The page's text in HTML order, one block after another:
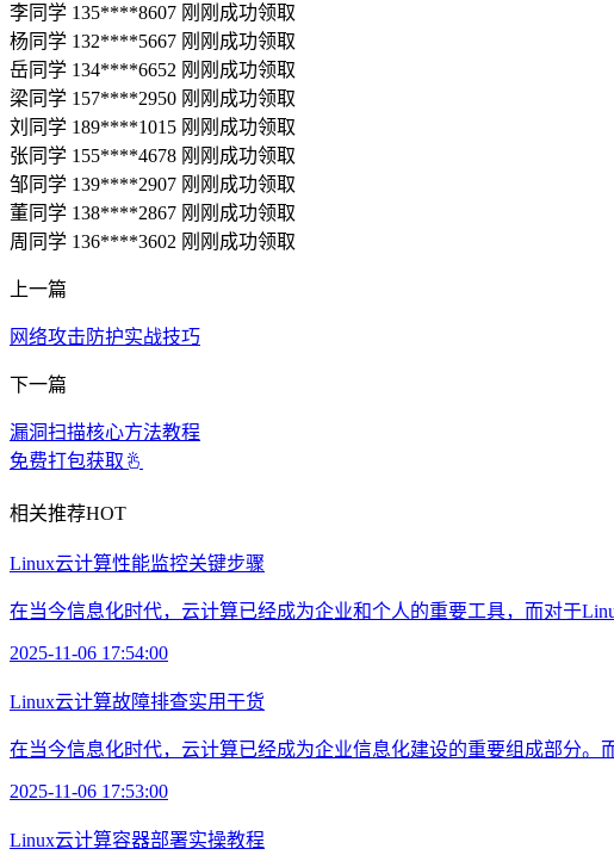
李同学 135****8607 刚刚成功领取
杨同学 132****5667 刚刚成功领取
岳同学 134****6652 刚刚成功领取
梁同学 157****2950 刚刚成功领取
刘同学 189****1015 刚刚成功领取
张同学 155****4678 刚刚成功领取
邹同学 139****2907 刚刚成功领取
董同学 138****2867 刚刚成功领取
周同学 136****3602 刚刚成功领取
上一篇
网络攻击防护实战技巧
下一篇
漏洞扫描核心方法教程
免费打包获取
相关推荐HOT
Linux云计算性能监控关键步骤
在当今信息化时代，云计算已经成为企业和个人的重要工具，而对于
2025-11-06 17:54:00
Linux云计算故障排查实用干货
在当今信息化时代，云计算已经成为企业信息化建设的重要组成部分
2025-11-06 17:53:00
Linux云计算容器部署实操教程